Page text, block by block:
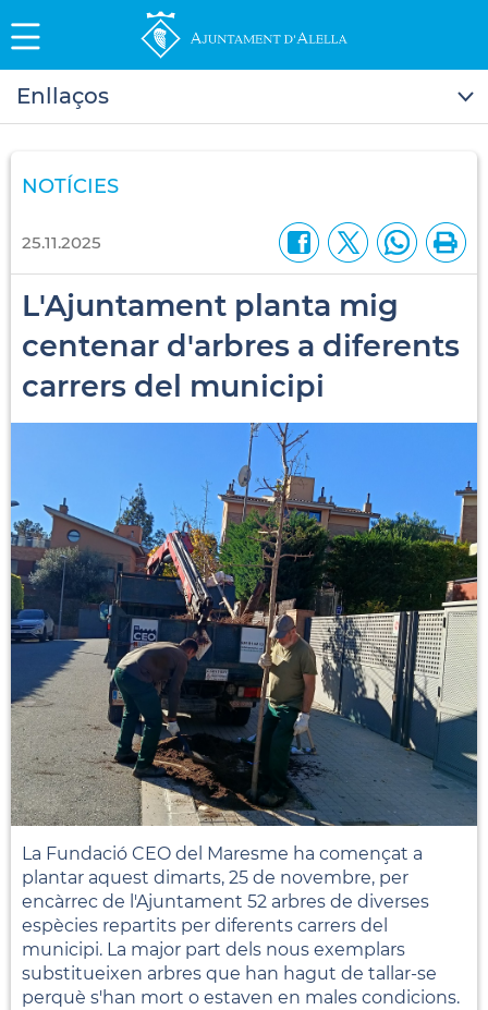
Enllaços
NOTÍCIES
25.11.2025
L'Ajuntament planta mig
centenar d'arbres a diferents
carrers del municipi
La Fundació CEO del Maresme ha començat a
plantar aquest dimarts, 25 de novembre, per
encàrrec de l'Ajuntament 52 arbres de diverses
espècies repartits per diferents carrers del
municipi. La major part dels nous exemplars
substitueixen arbres que han hagut de tallar-se
perquè s'han mort o estaven en males condicions.